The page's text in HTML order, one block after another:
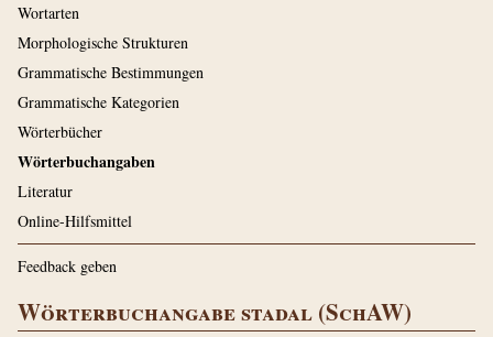
Wortarten
Morphologische Strukturen
Grammatische Bestimmungen
Grammatische Kategorien
Wörterbücher
Wörterbuchangaben
Literatur
Online-Hilfsmittel
Feedback geben
Wörterbuchangabe stadal (SchAW)